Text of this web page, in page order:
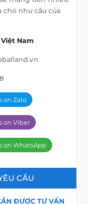
nhu cầu của
Nam
on Zalo
on Viber
on WhatsApp
CẦU
ĐƯỢC TƯ VẤN